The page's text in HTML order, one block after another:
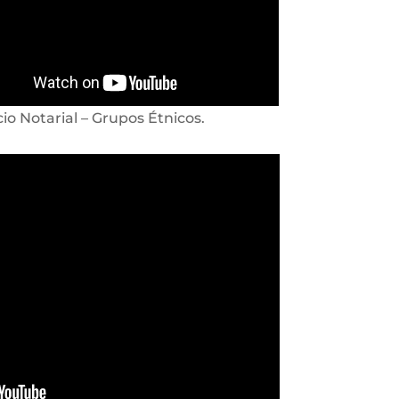
Notarial – Grupos Étnicos.